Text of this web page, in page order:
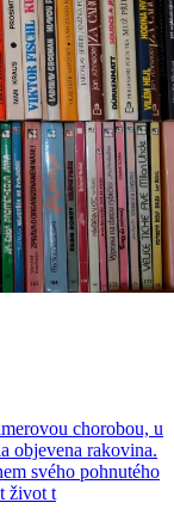
chorobou, u
objevena rakovina.
svého pohnutého
život t